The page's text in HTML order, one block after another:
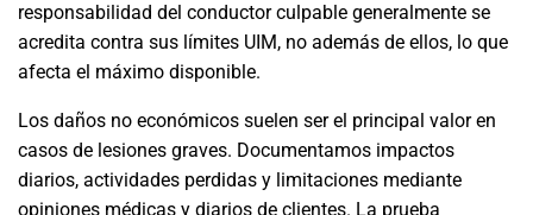
responsabilidad del conductor culpable generalmente se
acredita contra sus límites UIM, no además de ellos, lo que
afecta el máximo disponible.
Los daños no económicos suelen ser el principal valor en
casos de lesiones graves. Documentamos impactos
diarios, actividades perdidas y limitaciones mediante
opiniones médicas y diarios de clientes. La prueba